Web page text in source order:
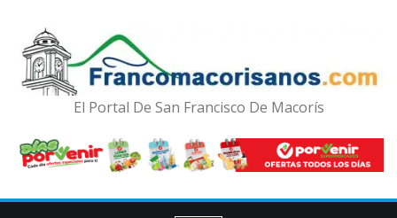
El Portal De San Francisco De Macorís